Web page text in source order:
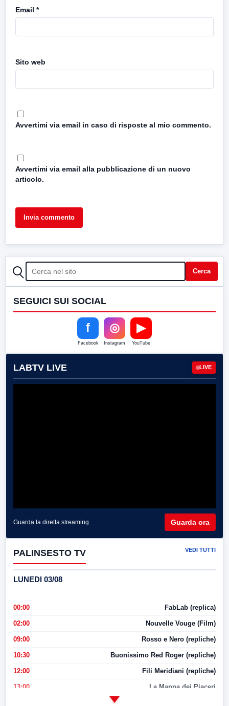
Email *
Sito web
Avvertimi via email in caso di risposte al mio commento.
Avvertimi via email alla pubblicazione di un nuovo
articolo.
CERCA Cerca
SEGUICI SUI SOCIAL
f
Facebook
◎
Instagram
▶
YouTube
LABTV LIVE LIVE
Guarda la diretta streaming Guarda ora
PALINSESTO TV VEDI TUTTI
LUNEDI 03/08
00:00 FabLab (replica)
02:00 Nouvelle Vouge (Film)
09:00 Rosso e Nero (repliche)
10:30 Buonissimo Red Roger (repliche)
12:00 Fili Meridiani (repliche)
13:00 La Mappa dei Piaceri